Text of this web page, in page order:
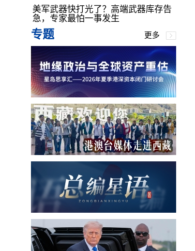
美军武器快打光了？高端武器库存告
急，专家最怕一事发生
专题 更多